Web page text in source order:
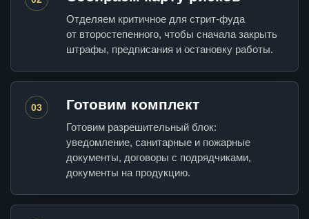
Отделяем критичное для стрит-фуда
от второстепенного, чтобы сначала закрыть
штрафы, предписания и остановку работы.
03 Готовим комплект
Готовим разрешительный блок:
уведомление, санитарные и пожарные
документы, договоры с подрядчиками,
документы на продукцию.